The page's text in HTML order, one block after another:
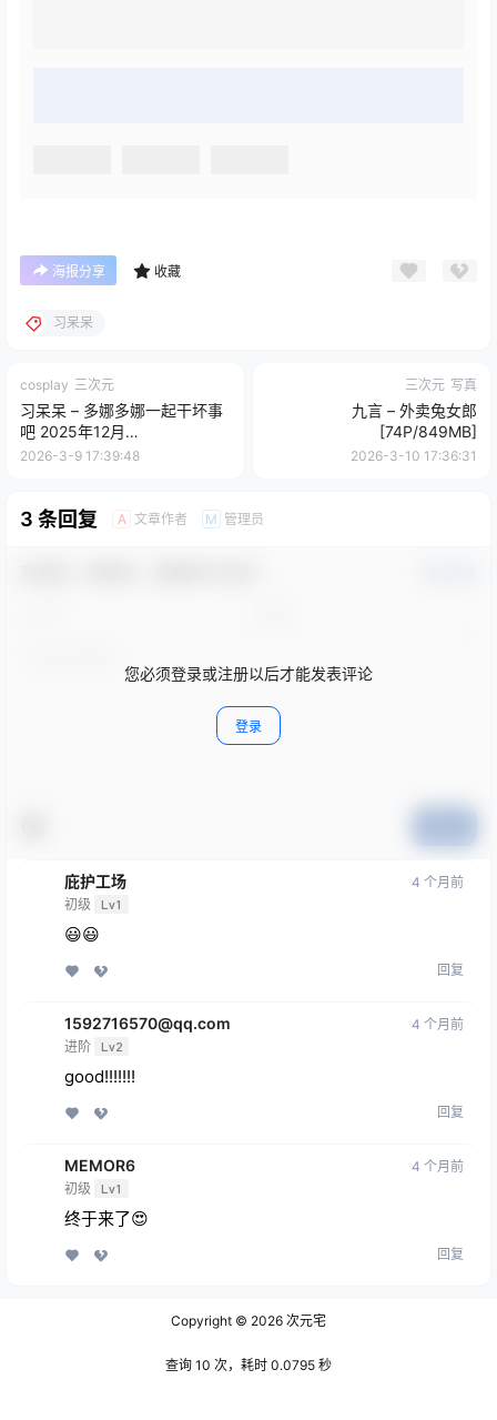
海报分享 收藏
习呆呆
cosplay 三次元
习呆呆 – 多娜多娜一起干坏事
吧 2025年12月
[16P+1V/52MB]
2026-3-9 17:39:48
三次元 写真
九言 – 外卖兔女郎
[74P/849MB]
2026-3-10 17:36:31
3 条回复 A 文章作者 M 管理员
您必须登录或注册以后才能发表评论
登录
庇护工场
初级 Lv1
4 个月前
😃😃
回复
1592716570@qq.com
进阶 Lv2
4 个月前
good!!!!!!!
回复
MEMOR6
初级 Lv1
4 个月前
终于来了😍
回复
Copyright © 2026 次元宅
查询 10 次，耗时 0.0795 秒